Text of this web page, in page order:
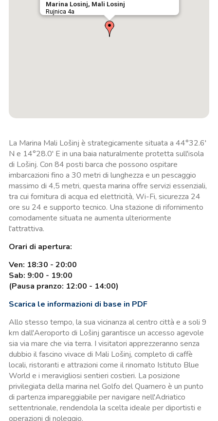
Marina Losinj, Mali Losinj
Rujnica 4a
La Marina Mali Lošinj è strategicamente situata a 44°32.6'
N e 14°28.0' E in una baia naturalmente protetta sull'isola
di Lošinj. Con 84 posti barca che possono ospitare
imbarcazioni fino a 30 metri di lunghezza e un pescaggio
massimo di 4,5 metri, questa marina offre servizi essenziali,
tra cui fornitura di acqua ed elettricità, Wi-Fi, sicurezza 24
ore su 24 e supporto tecnico. Una stazione di rifornimento
comodamente situata ne aumenta ulteriormente
l'attrattiva.
Orari di apertura:
Ven: 18:30 - 20:00
Sab: 9:00 - 19:00
(Pausa pranzo: 12:00 - 14:00)
Scarica le informazioni di base in PDF
Allo stesso tempo, la sua vicinanza al centro città e a soli 9
km dall'Aeroporto di Lošinj garantisce un accesso agevole
sia via mare che via terra. I visitatori apprezzeranno senza
dubbio il fascino vivace di Mali Lošinj, completo di caffè
locali, ristoranti e attrazioni come il rinomato Istituto Blue
World e i meravigliosi sentieri costieri. La posizione
privilegiata della marina nel Golfo del Quarnero è un punto
di partenza impareggiabile per navigare nell'Adriatico
settentrionale, rendendola la scelta ideale per diportisti e
operazioni di noleggio.